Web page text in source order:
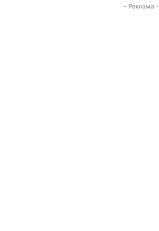
- Реклама -